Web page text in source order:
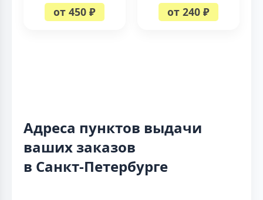
от 450 ₽ от 240 ₽
Адреса пунктов выдачи
ваших заказов
в Санкт-Петербурге